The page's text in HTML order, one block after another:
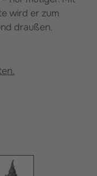
wird er zum
draußen.